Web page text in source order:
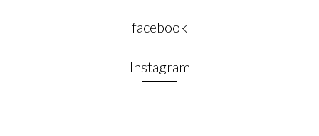
facebook
Instagram